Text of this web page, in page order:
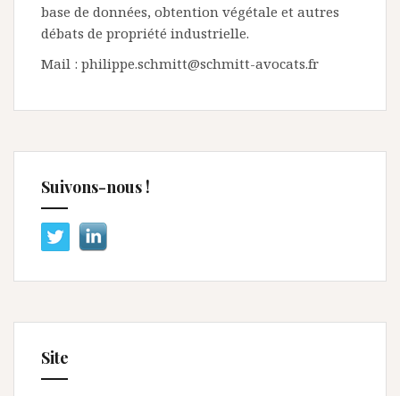
base de données, obtention végétale et autres
débats de propriété industrielle.
Mail : philippe.schmitt@schmitt-avocats.fr
Suivons-nous !
Site